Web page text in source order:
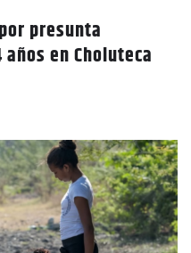
presunta
en Choluteca